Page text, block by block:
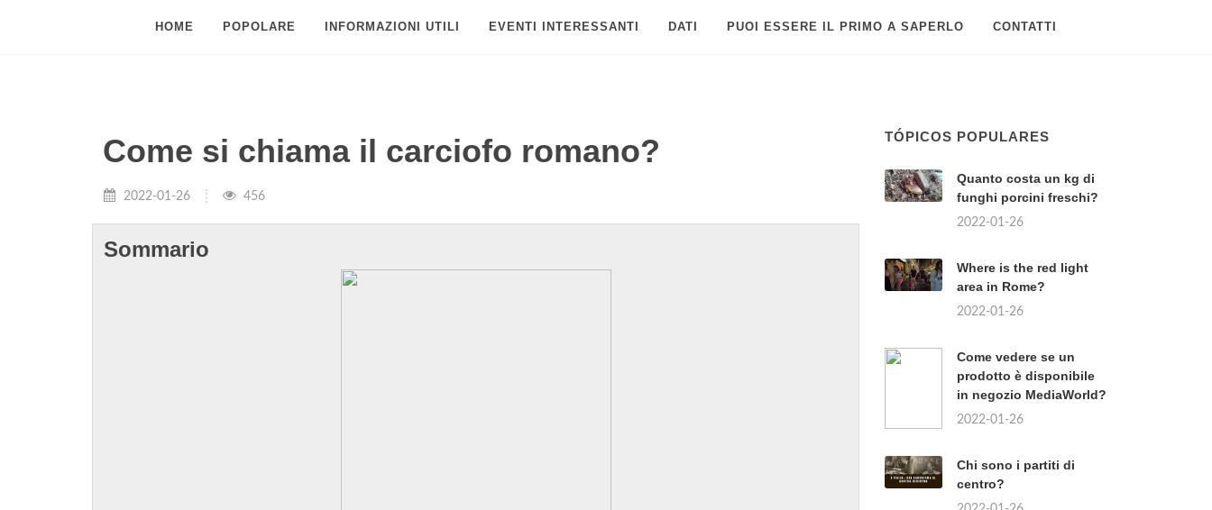
HOME POPOLARE INFORMAZIONI UTILI EVENTI INTERESSANTI DATI PUOI ESSERE IL PRIMO A SAPERLO CONTATTI
Come si chiama il carciofo romano?
2022-01-26 456
Sommario
TÓPICOS POPULARES
Quanto costa un kg di
funghi porcini freschi?
2022-01-26
Where is the red light
area in Rome?
2022-01-26
Come vedere se un
prodotto è disponibile
in negozio MediaWorld?
2022-01-26
Chi sono i partiti di
centro?